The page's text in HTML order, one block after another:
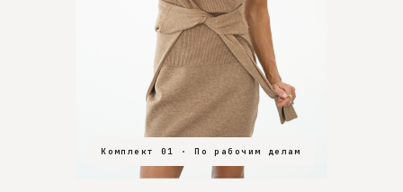
Комплект 01 · По рабочим делам
Комплект 02 · В зал
Комплект 03 · На особенный вечер